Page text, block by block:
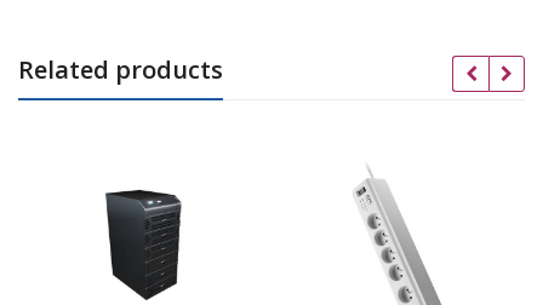
Related products